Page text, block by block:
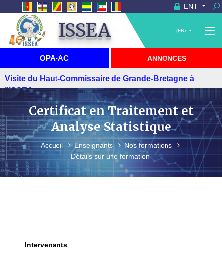
ENT
ISSEA (FR)
OPA-AC ANNONCES
Visite du Haut-Commissaire de Grande-Bretagne à
l'ISSEA
Certificat en Traitement et
Analyse Statistique
Accueil Enseignants
Nos formations
Détails sur une formation
Intervenants